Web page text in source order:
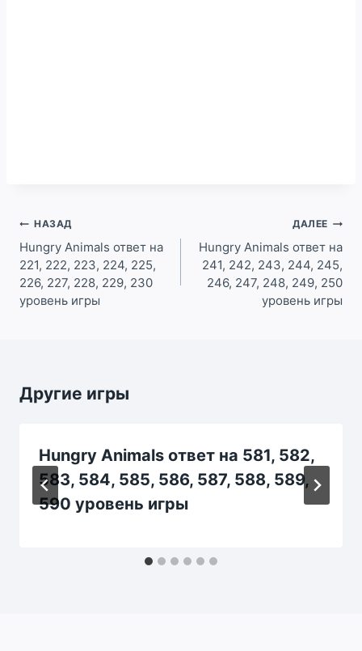
Навигация
по
записям
НАЗАД
Hungry Animals ответ на
221, 222, 223, 224, 225,
226, 227, 228, 229, 230
уровень игры
ДАЛЕЕ
Hungry Animals ответ на
241, 242, 243, 244, 245,
246, 247, 248, 249, 250
уровень игры
Другие игры
Hungry Animals ответ на 581, 582,
583, 584, 585, 586, 587, 588, 589,
590 уровень игры